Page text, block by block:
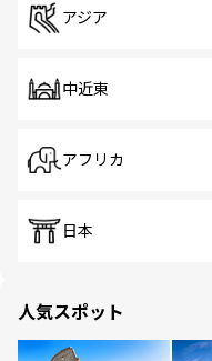
アジア
中近東
アフリカ
日本
人気スポット